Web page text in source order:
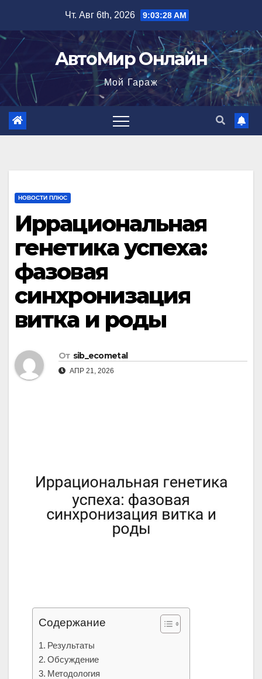
содержимому
Чт. Авг 6th, 2026 9:03:29 AM
АвтоМир Онлайн
Мой Гараж
НОВОСТИ ПЛЮС
Иррациональная
генетика успеха:
фазовая
синхронизация
витка и роды
От sib_ecometal
АПР 21, 2026
Содержание
Результаты
Обсуждение
Методология